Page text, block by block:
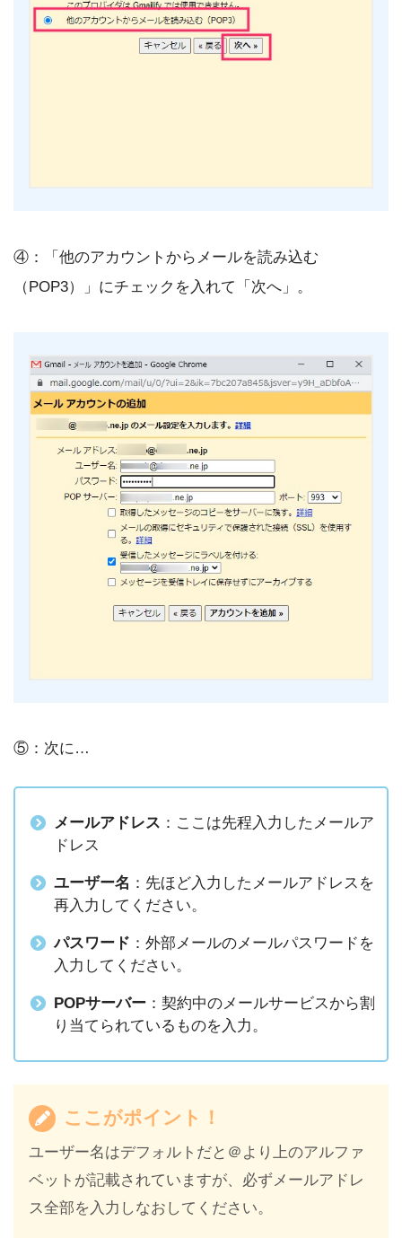
④：「他のアカウントからメールを読み込む
（POP3）」にチェックを入れて「次へ」。
⑤：次に…
メールアドレス ：ここは先程入力したメールア
ドレス
ユーザー名 ：先ほど入力したメールアドレスを
再入力してください。
パスワード ：外部メールのメールパスワードを
入力してください。
POPサーバー：契約中のメールサービスから割
り当てられているものを入力。
ここがポイント！
ユーザー名はデフォルトだと＠より上のアルファ
ベットが記載されていますが、必ずメールアドレ
ス全部を入力しなおしてください。